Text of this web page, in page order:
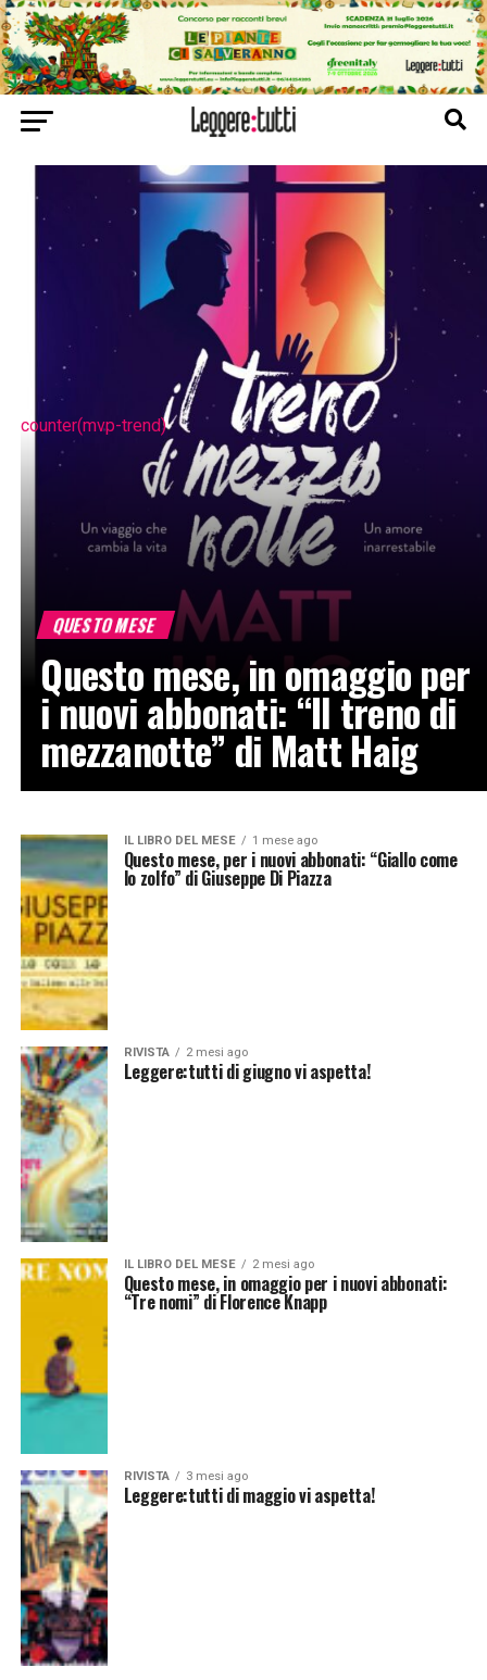
QUESTO MESE
Questo mese, in omaggio per
i nuovi abbonati: “Il treno di
mezzanotte” di Matt Haig
IL LIBRO DEL MESE 1 mese ago
Questo mese, per i nuovi abbonati: “Giallo come
lo zolfo” di Giuseppe Di Piazza
RIVISTA 2 mesi ago
Leggere:tutti di giugno vi aspetta!
IL LIBRO DEL MESE 2 mesi ago
Questo mese, in omaggio per i nuovi abbonati:
“Tre nomi” di Florence Knapp
RIVISTA 3 mesi ago
Leggere:tutti di maggio vi aspetta!